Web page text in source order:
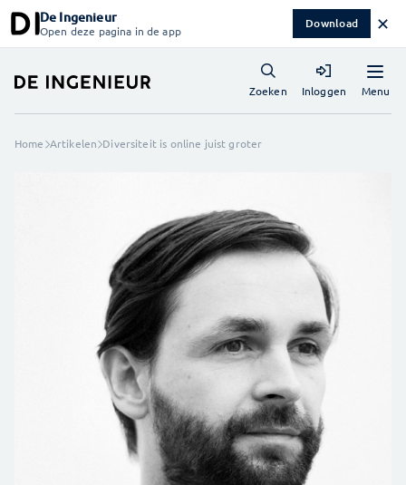
De Ingenieur
Open deze pagina in de app Download ✕
Menu
Zoeken Inloggen
Home Artikelen Diversiteit is online juist groter